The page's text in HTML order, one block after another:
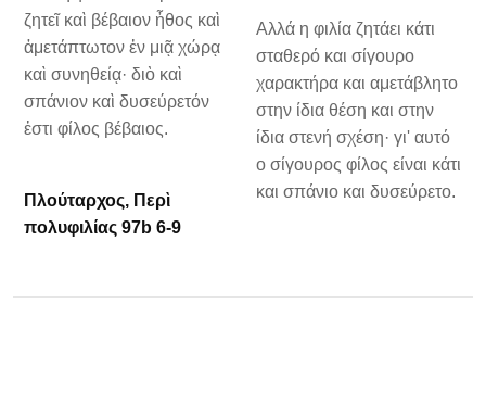
ζητεῖ καὶ βέβαιον ἦθος καὶ
ἀμετάπτωτον ἐν μιᾷ χώρᾳ
καὶ συνηθείᾳ· διὸ καὶ
σπάνιον καὶ δυσεύρετόν
ἐστι φίλος βέβαιος.
Πλούταρχος, Περὶ
πολυφιλίας 97b 6-9
Αλλά η φιλία ζητάει κάτι
σταθερό και σίγουρο
χαρακτήρα και αμετάβλητο
στην ίδια θέση και στην
ίδια στενή σχέση· γι' αυτό
ο σίγουρος φίλος είναι κάτι
και σπάνιο και δυσεύρετο.